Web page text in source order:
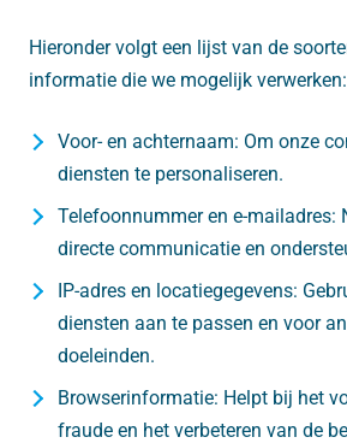
Hieronder volgt een lijst van de
informatie die we mogelijk verwerken:
Voor- en achternaam: Om onze
diensten te personaliseren.
Telefoonnummer en e-mailadres:
directe communicatie en
IP-adres en locatiegegevens:
diensten aan te passen en voor
doeleinden.
Browserinformatie: Helpt bij het
fraude en het verbeteren van de